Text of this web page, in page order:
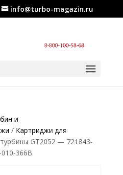
info@turbo-magazin.ru
и
/ Картриджи для
GT2052 — 721843-
366B